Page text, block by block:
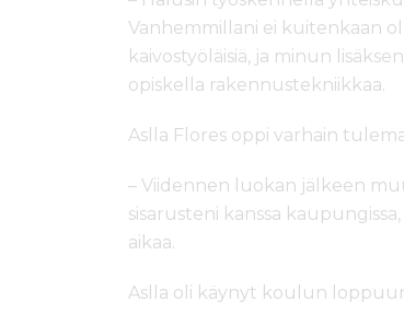
Vanhemmillani ei kuitenkaan
kaivostyöläisiä, ja minun
opiskella rakennustekniikkaa.
Aslla Flores oppi varhain
– Viidennen luokan jälkeen
sisarusteni kanssa
aikaa.
Aslla oli käynyt koulun